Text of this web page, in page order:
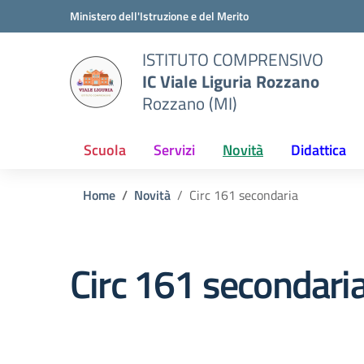
Vai ai contenuti
Vai al menu di navigazioneMinistero dell'Istruzione e del Merito
ISTITUTO COMPRENSIVO
IC Viale Liguria Rozzano
Rozzano (MI)
Scuola Servizi Novità Didattica
Home Novità Circ 161 secondaria
Circ 161